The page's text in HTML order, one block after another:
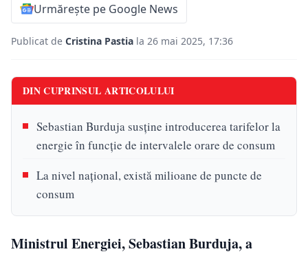
Urmărește pe Google News
Publicat de Cristina Pastia la 26 mai 2025, 17:36
DIN CUPRINSUL ARTICOLULUI
Sebastian Burduja susține introducerea tarifelor la
energie în funcție de intervalele orare de consum
La nivel național, există milioane de puncte de
consum
Ministrul Energiei, Sebastian Burduja, a